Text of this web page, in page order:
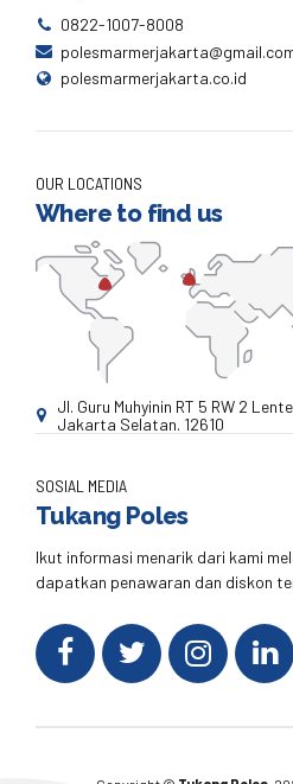
0822-1007-8008
polesmarmerjakarta.co.id
OUR LOCATIONS
Where to find us
Jl. Guru Muhyinin RT 5 RW 2
Jakarta Selatan. 12610
SOSIAL MEDIA
Tukang Poles
Ikut informasi menarik dari kami
dapatkan penawaran dan diskon